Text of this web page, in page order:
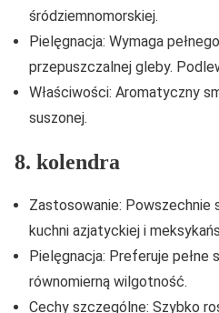
śródziemnomorskiej.
Pielęgnacja: Wymaga
przepuszczalnej gleby.
Właściwości: Aromatyczny
suszonej.
8. kolendra
Zastosowanie: Powszechnie
kuchni azjatyckiej i
Pielęgnacja: Preferuje pełne
równomierną wilgotność.
Cechy szczególne: Szybko